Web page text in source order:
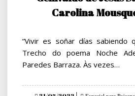
Carolina
“Vivir es soñar días sabiendo
Trecho do poema Noche
Paredes Barraza. Às vezes…